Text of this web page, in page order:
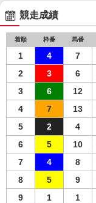
競走成績
着順 枠番 馬番
1 4 7
2
3 6
3
6 12
4
7 13
5
2 4
6
5 10
7
4 8
8
5 9
9
1 1